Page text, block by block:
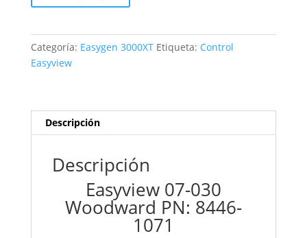
Categoría: Easygen 3000XT Etiqueta: Control
Easyview
Descripción
Descripción
Easyview 07-030
Woodward PN: 8446-
1071